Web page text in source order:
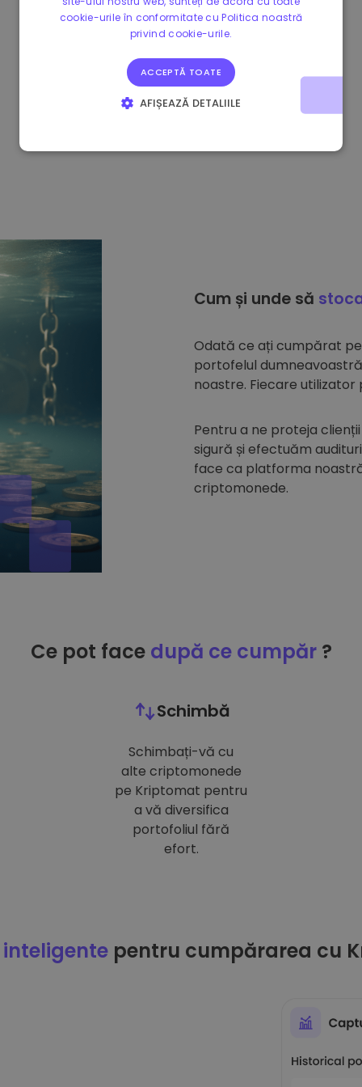
Cum și unde să
Odată ce ați cumpărat pe
portofelul
noastre. Fiecare
Pentru a ne proteja
sigură și efectuăm
face ca platforma
criptomonede.
Ce pot face după ce cumpăr?
Schimbă
Schimbați-vă cu
alte criptomonede
pe Kriptomat pentru
a vă diversifica
portofoliul fără
efort.
pentru cumpărarea cu
cookie-urile în conformitate cu Politica noastră
privind cookie-urile.
ACCEPTĂ TOATE
AFIȘEAZĂ DETALIILE